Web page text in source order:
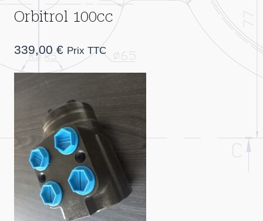
Orbitrol 100cc
339,00€ Prix TTC